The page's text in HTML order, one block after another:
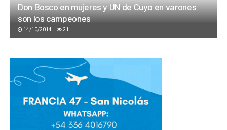
Don Bosco en mujeres y UN de Cuyo en varones
son los campeones
14/10/2014 21